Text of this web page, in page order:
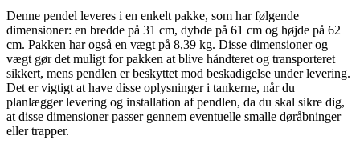
Denne pendel leveres i en enkelt pakke, som har følgende
dimensioner: en bredde på 31 cm, dybde på 61 cm og højde på 62
cm. Pakken har også en vægt på 8,39 kg. Disse dimensioner og
vægt gør det muligt for pakken at blive håndteret og transporteret
sikkert, mens pendlen er beskyttet mod beskadigelse under levering.
Det er vigtigt at have disse oplysninger i tankerne, når du
planlægger levering og installation af pendlen, da du skal sikre dig,
at disse dimensioner passer gennem eventuelle smalle døråbninger
eller trapper.